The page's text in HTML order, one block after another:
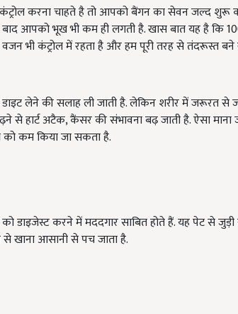
करना चाहते है तो आपको बैंगन का सेवन जल्द शुरू
बाद आपको भूख भी कम ही लगती है. खास बात यह है कि
भी कंट्रोल में रहता है और हम पूरी तरह से तंदरूस्त बने
लेने की सलाह ली जाती है. लेकिन शरीर में जरूरत से
से हार्ट अटैक, कैंसर की संभावना बढ़ जाती है. ऐसा माना
को कम किया जा सकता है.
डाइजेस्ट करने में मददगार साबित होते हैं. यह पेट से
खाना आसानी से पच जाता है.